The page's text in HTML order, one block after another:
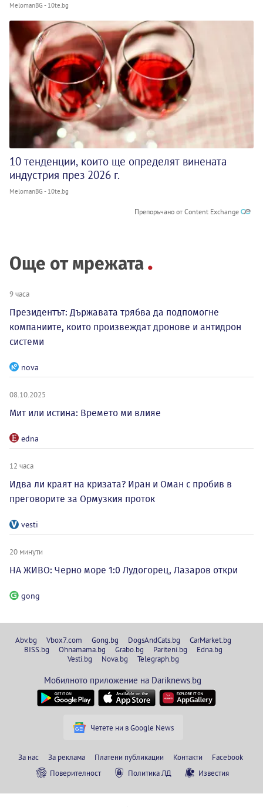
MelomanBG - 10te.bg
10 тенденции, които ще определят винената
индустрия през 2026 г.
MelomanBG - 10te.bg
Препоръчано от Content Exchange
Още от мрежата
9 часа
Президентът: Държавата трябва да подпомогне
компаниите, които произвеждат дронове и антидрон
системи
nova
08.10.2025
Мит или истина: Времето ми влияе
edna
12 часа
Идва ли краят на кризата? Иран и Оман с пробив в
преговорите за Ормузкия проток
vesti
20 минути
НА ЖИВО: Черно море 1:0 Лудогорец, Лазаров откри
gong
Abv.bg Vbox7.com Gong.bg DogsAndCats.bg
CarMarket.bg
BISS.bg
Ohnamama.bg Grabo.bg Pariteni.bg
Edna.bg
Vesti.bg
Nova.bg Telegraph.bg
Мобилното приложение на Dariknews.bg
Четете ни в Google News
За нас За реклама Платени публикации Контакти
Facebook
Поверителност
Политика ЛД Известия